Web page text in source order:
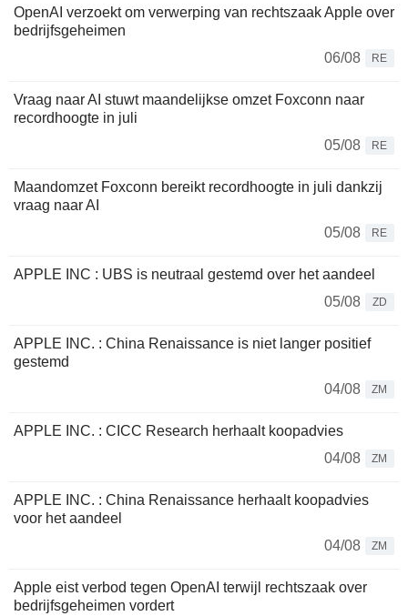
OpenAI verzoekt om verwerping van rechtszaak Apple over
bedrijfsgeheimen
06/08
RE
Vraag naar AI stuwt maandelijkse omzet Foxconn naar
recordhoogte in juli
05/08
RE
Maandomzet Foxconn bereikt recordhoogte in juli dankzij
vraag naar AI
05/08
RE
APPLE INC : UBS is neutraal gestemd over het aandeel
05/08
ZD
APPLE INC. : China Renaissance is niet langer positief
gestemd
04/08
ZM
APPLE INC. : CICC Research herhaalt koopadvies
04/08
ZM
APPLE INC. : China Renaissance herhaalt koopadvies
voor het aandeel
04/08
ZM
Apple eist verbod tegen OpenAI terwijl rechtszaak over
bedrijfsgeheimen vordert